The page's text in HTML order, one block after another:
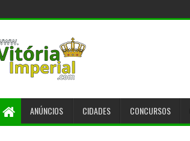
ANÚNCIOS CIDADES CONCURSOS